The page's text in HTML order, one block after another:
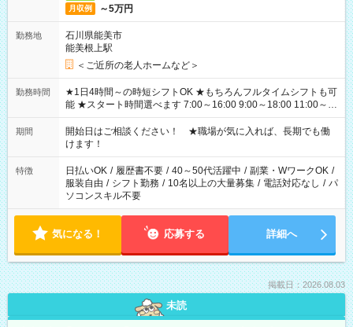
月収例 ～5万円
勤務地
石川県能美市
能美根上駅
＜ご近所の老人ホームなど＞
勤務時間
★1日4時間～の時短シフトOK ★もちろんフルタイムシフトも可
能 ★スタート時間選べます 7:00～16:00 9:00～18:00 11:00～
20:00 など 残業なし！ ※Wワークの場合、他のお仕事と合わせ
週40時間超の就業はご案内できません ※法令に基づき、週20時
間以上勤務は社会保険への加入対象となります ※労働者派遣法
（日雇い派遣の原則禁止）により、短時間・短期間の就業はご
案内が難しい場合があります
期間
開始日はご相談ください！ ★職場が気に入れば、長期でも働
けます！
特徴 日払いOK / 履歴書不要 / 40～50代活躍中 / 副業・WワークOK /
服装自由 / シフト勤務 / 10名以上の大量募集 / 電話対応なし / パ
ソコンスキル不要
気になる！ 応募する 詳細へ
掲載日：2026.08.03
未読